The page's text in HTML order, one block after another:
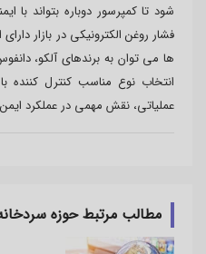
شود تا کمپرسور دوباره بتواند با
فشار روغن الکترونیکی در بازار
ها می توان به برندهای آلکو،
انتخاب نوع مناسب کنترل کننده
عملیاتی، نقش مهمی در عملکرد
مطالب مرتبط حوزه